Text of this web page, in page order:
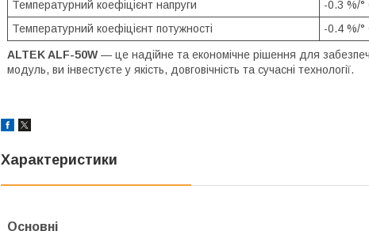
Температурний коефіцієнт напруги
-0.3 %/°
Температурний коефіцієнт потужності
-0.4 %/°
ALTEK ALF-50W — це надійне та економічне рішення для
модуль, ви інвестуєте у якість, довговічність та сучасні технології.
Характеристики
Основні